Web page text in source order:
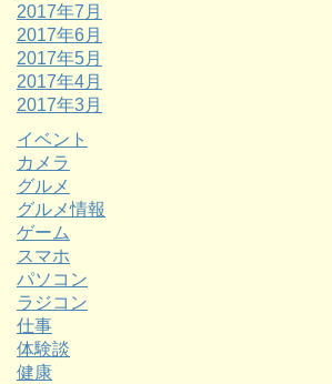
2017年7月
2017年6月
2017年5月
2017年4月
2017年3月
イベント
カメラ
グルメ
グルメ情報
ゲーム
スマホ
パソコン
ラジコン
仕事
体験談
健康